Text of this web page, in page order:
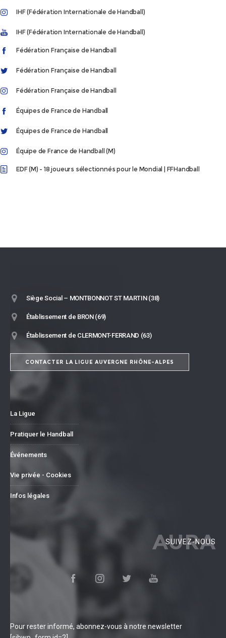
IHF (Fédération Internationale de Handball)
IHF (Fédération Internationale de Handball)
Fédération Française de Handball
Fédération Française de Handball
Fédération Française de Handball
Équipes de France de Handball
Équipes de France de Handball
Équipe de France de Handball (M)
EDF (M) - 18 joueurs sélectionnés pour le Mondial | FFHandball
Siège Social – MONTBONNOT ST MARTIN (38)
Établissement de BRON (69)
Établissement de CLERMONT-FERRAND (63)
CONTACTER LA LIGUE AUVERGNE RHÔNE-ALPES
La Ligue
Pratiquer le Handball
Événements
Vie privée - Cookies
Infos légales
AURA
SUIVEZ-NOUS
Pour rester informé, abonnez-vous à notre newsletter